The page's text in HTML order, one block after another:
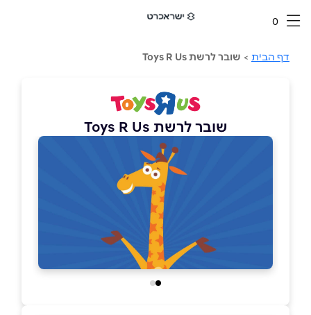
0
דף הבית > שובר לרשת Toys R Us
שובר לרשת Toys R Us